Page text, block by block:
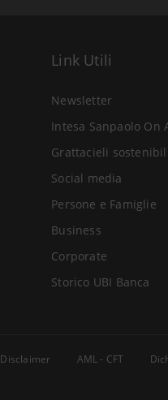
Link Utili
Newsletter
Intesa Sanpaolo On
Grattacieli sostenibili
Social media
Persone e Famiglie
Business
Corporate
Storico UBI Banca
Disclaimer AML - CFT